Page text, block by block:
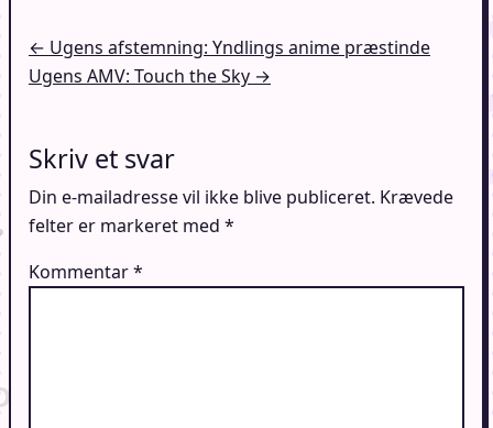
Indlægsnavigation
← Ugens afstemning: Yndlings anime præstinde
Ugens AMV: Touch the Sky →
Skriv et svar
Din e-mailadresse vil ikke blive publiceret. Krævede
felter er markeret med *
Kommentar*